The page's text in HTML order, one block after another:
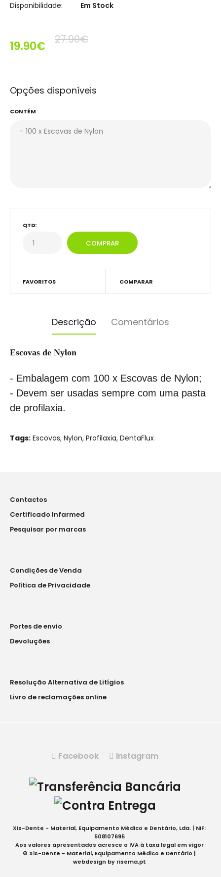
Disponibilidade:
Em Stock
19.90€ 27.90€
Opções disponíveis
CONTÉM
QTD:
FAVORITOS COMPARAR
Descrição Comentários
Escovas de Nylon
- Embalagem com 100 x Escovas de Nylon;
- Devem ser usadas sempre com uma pasta
de profilaxia.
Tags: Escovas, Nylon, Profilaxia, DentaFlux
Contactos
Certificado Infarmed
Pesquisar por marcas
Condições de Venda
Política de Privacidade
Portes de envio
Devoluções
Resolução Alternativa de Litígios
Livro de reclamações online
Facebook Instagram
Xis-Dente - Material, Equipamento Médico e Dentário, Lda. | NIF:
508107695
Aos valores apresentados acresce o IVA à taxa legal em vigor
© Xis-Dente - Material, Equipamento Médico e Dentário |
webdesign by risema.pt